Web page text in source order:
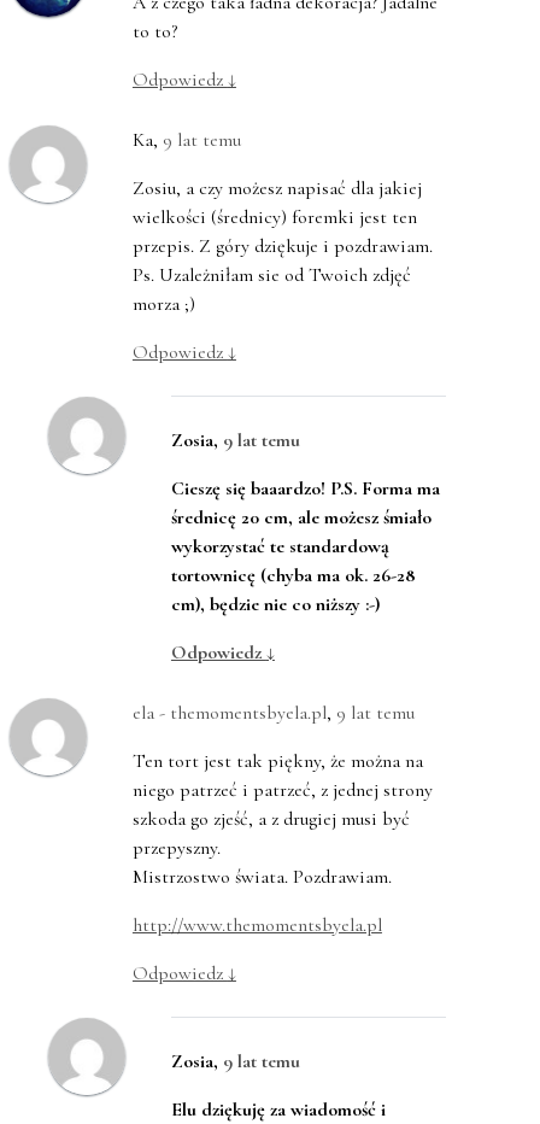
to to?
Odpowiedz ↓
Ka, 9 lat temu
Zosiu, a czy możesz napisać dla jakiej
wielkości (średnicy) foremki jest ten
przepis. Z góry dziękuje i pozdrawiam.
Ps. Uzależniłam sie od Twoich zdjęć
morza ;)
Odpowiedz ↓
Zosia, 9 lat temu
Cieszę się baaardzo! P.S. Forma ma
średnicę 20 cm, ale możesz śmiało
wykorzystać te standardową
tortownicę (chyba ma ok. 26-28
cm), będzie nie co niższy :-)
Odpowiedz ↓
ela - themomentsbyela.pl, 9 lat temu
Ten tort jest tak piękny, że można na
niego patrzeć i patrzeć, z jednej strony
szkoda go zjeść, a z drugiej musi być
przepyszny.
Mistrzostwo świata. Pozdrawiam.
http://www.themomentsbyela.pl
Odpowiedz ↓
Zosia, 9 lat temu
Elu dziękuję za wiadomość i